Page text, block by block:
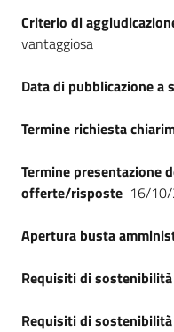
Criterio di
vantaggiosa
Data di pubblicazione a
Termine richiesta
Termine presentazione
offerte/risposte 16/
Apertura busta
Requisiti di
Requisiti di